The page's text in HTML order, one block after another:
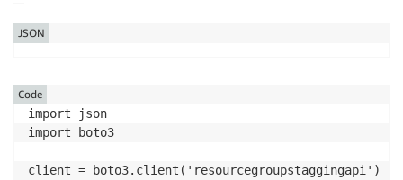
JSON
import json
import boto3
client = boto3.client('resourcegroupstaggingapi')
Code